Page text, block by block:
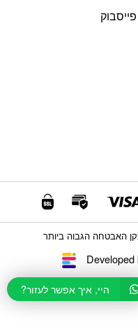
פייסבוק
Developed
האבטחה הגבוה ביותר
היי, איך אפשר לעזור?